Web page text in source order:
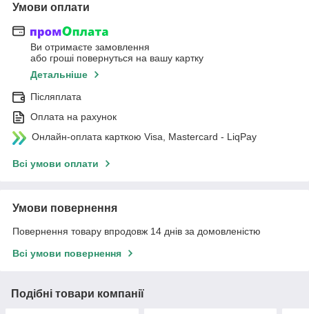
Умови оплати
Ви отримаєте замовлення
або гроші повернуться на вашу картку
Детальніше
Післяплата
Оплата на рахунок
Онлайн-оплата карткою Visa, Mastercard - LiqPay
Всі умови оплати
Умови повернення
Повернення товару впродовж 14 днів за домовленістю
Всі умови повернення
Подібні товари компанії